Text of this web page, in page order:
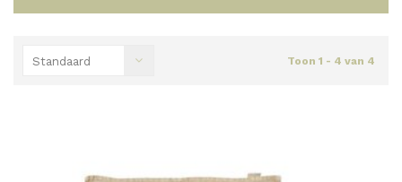
Standaard Toon 1 - 4 van 4